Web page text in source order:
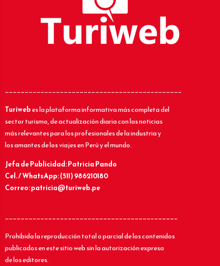
_____________________________________________
Turiwebes la plataforma informativa más completa del
sector turismo, de actualización diaria con las noticias
más relevantes para los profesionales de la industria y
los amantes de los viajes en Perú y el mundo.
Jefa de Publicidad: Patricia Pando
Cel. / WhatsApp: (511) 986210180
Correo: patricia@turiweb.pe
____________________________________________
Prohibida la reproducción total o parcial de los contenidos
publicados en este sitio web sin la autorización expresa
de los editores.